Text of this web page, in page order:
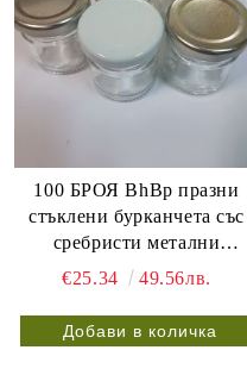
100 БРОЯ BhBp празни
стъклени бурканчета със
сребристи метални
винтови капачки ТО 43 мм
€25.34 49.56лв.